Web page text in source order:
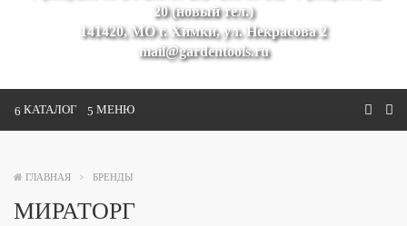
20 (новый тел.)
141420, МО г. Химки, ул. Некрасова 2
mail@gardentools.ru
КАТАЛОГ МЕНЮ
ГЛАВНАЯ БРЕНДЫ
МИРАТОРГ